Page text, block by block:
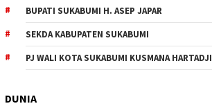
BUPATI SUKABUMI H. ASEP JAPAR
SEKDA KABUPATEN SUKABUMI
PJ WALI KOTA SUKABUMI KUSMANA HARTADJI
DUNIA